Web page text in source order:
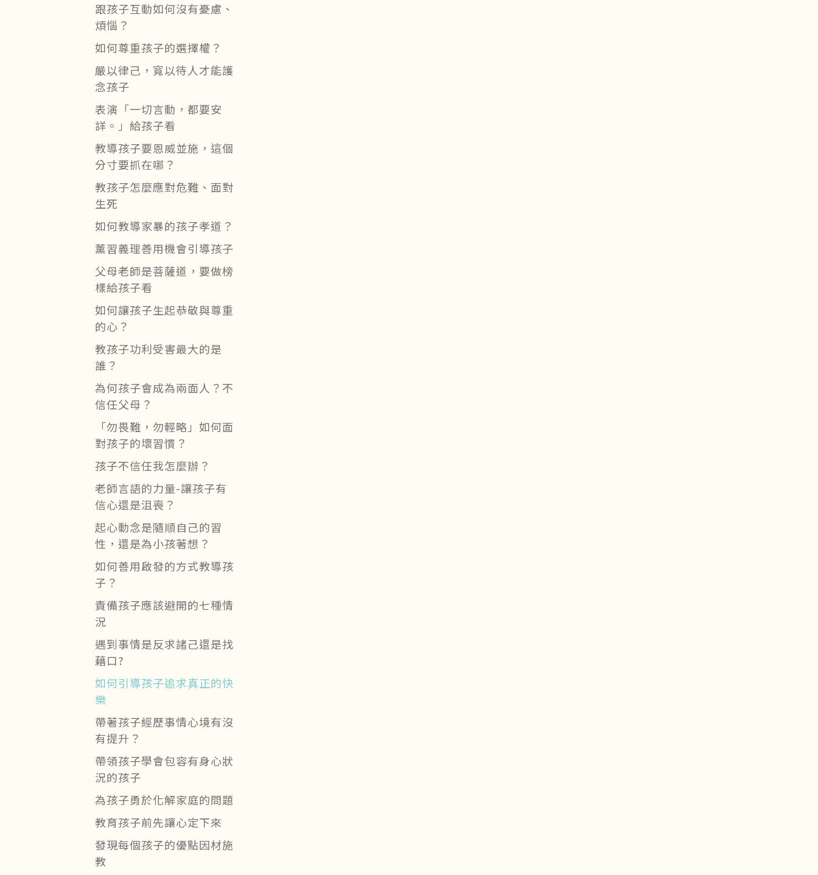
跟孩子互動如何沒有憂慮、
煩惱？
如何尊重孩子的選擇權？
嚴以律己，寬以待人才能護
念孩子
表演「一切言動，都要安
詳。」給孩子看
教導孩子要恩威並施，這個
分寸要抓在哪？
教孩子怎麼應對危難、面對
生死
如何教導家暴的孩子孝道？
薰習義理善用機會引導孩子
父母老師是菩薩道，要做榜
樣給孩子看
如何讓孩子生起恭敬與尊重
的心？
教孩子功利受害最大的是
誰？
為何孩子會成為兩面人？不
信任父母？
「勿畏難，勿輕略」如何面
對孩子的壞習慣？
孩子不信任我怎麼辦？
老師言語的力量-讓孩子有
信心還是沮喪？
起心動念是隨順自己的習
性，還是為小孩著想？
如何善用啟發的方式教導孩
子？
責備孩子應該避開的七種情
況
遇到事情是反求諸己還是找
藉口?
如何引導孩子追求真正的快
樂
帶著孩子經歷事情心境有沒
有提升？
帶領孩子學會包容有身心狀
況的孩子
為孩子勇於化解家庭的問題
教育孩子前先讓心定下來
發現每個孩子的優點因材施
教